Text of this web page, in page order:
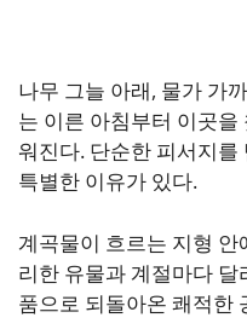
나무 그늘 아래, 물가 가
는 이른 아침부터 이곳
워진다. 단순한 피서지
특별한 이유가 있다.
계곡물이 흐르는 지형
리한 유물과 계절마다
품으로 되돌아온 쾌적한